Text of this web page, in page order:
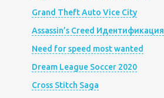
Grand Theft Auto Vice City
Assassin’s Creed Идентификация
Need for speed most wanted
Dream League Soccer 2020
Cross Stitch Saga